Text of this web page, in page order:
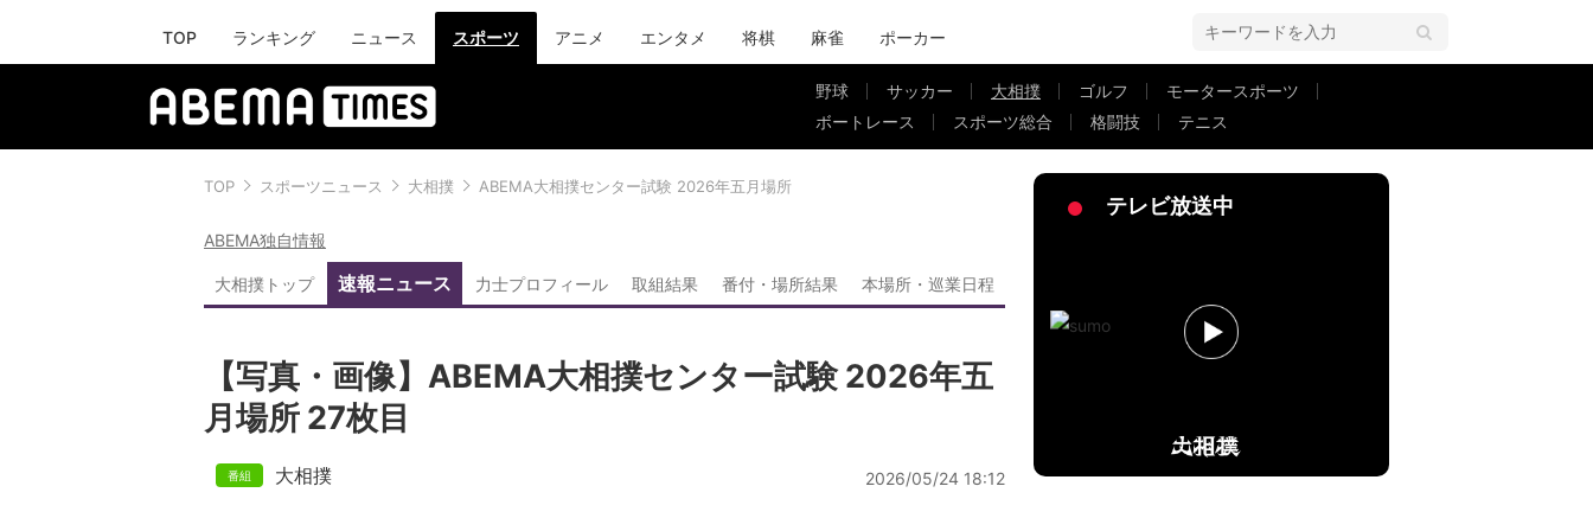
TOP ランキング ニュース スポーツ アニメ エンタメ 将棋 麻雀 ポーカー
野球 サッカー 大相撲 ゴルフ
モータースポーツ
ボートレース
スポーツ総合 格闘技 テニス
TOP スポーツニュース 大相撲 ABEMA大相撲センター試験 2026年五月場所
ABEMA独自情報
大相撲トップ 速報ニュース 力士プロフィール 取組結果 番付・場所結果 本場所・巡業日程
【写真・画像】ABEMA大相撲センター試験 2026年五
月場所 27枚目
大相撲 2026/05/24 18:12
テレビ放送中